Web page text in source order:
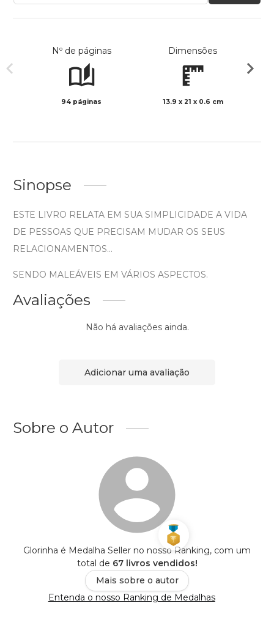
Nº de páginas
94 páginas
Dimensões
13.9 x 21 x 0.6 cm
Sinopse
ESTE LIVRO RELATA EM SUA SIMPLICIDADE A VIDA
DE PESSOAS QUE PRECISAM MUDAR OS SEUS
RELACIONAMENTOS...
SENDO MALEÁVEIS EM VÁRIOS ASPECTOS.
Avaliações
Não há avaliações ainda.
Adicionar uma avaliação
Sobre o Autor
Glorinha é Medalha Seller no nosso Ranking, com um
total de 67 livros vendidos!
Mais sobre o autor
Entenda o nosso Ranking de Medalhas